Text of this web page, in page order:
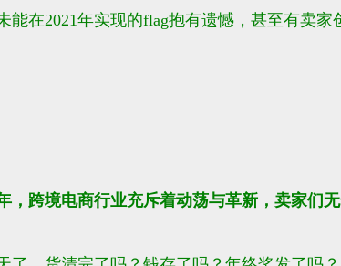
在2021年实现的flag抱有遗憾，甚至有卖
，跨境电商行业充斥着动荡与革新，卖家们